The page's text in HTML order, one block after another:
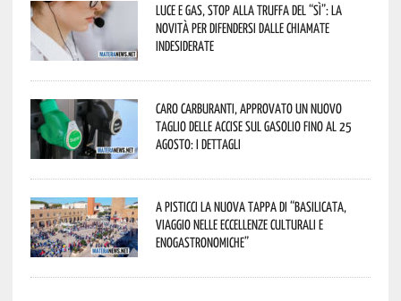
Luce e gas, stop alla truffa del “Sì”: la
novità per difendersi dalle chiamate
indesiderate
Caro carburanti, approvato un nuovo
taglio delle accise sul gasolio fino al 25
agosto: i dettagli
A Pisticci la nuova tappa di “Basilicata,
viaggio nelle eccellenze culturali e
enogastronomiche”